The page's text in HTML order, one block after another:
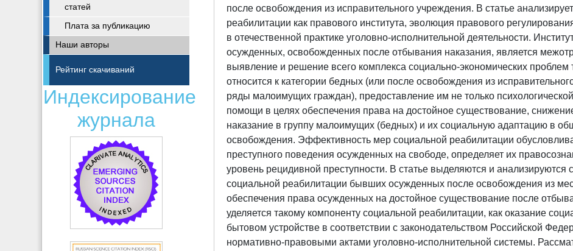
статей
Плата за публикацию
Наши авторы
Рейтинг скачиваний
Индексирование
журнала
после освобождения из исправительного учреждения. В статье
реабилитации как правового института, эволюция правового
в отечественной практике уголовно-исполнительной деятельности.
осужденных, освобожденных после отбывания наказания, является
выявление и решение всего комплекса социально-экономических проблем
относится к категории бедных (или после освобождения из
ряды малоимущих граждан), предоставление им не только
помощи в целях обеспечения права на достойное существование,
наказание в группу малоимущих (бедных) и их социальную адаптацию в
освобождения. Эффективность мер социальной реабилитации
преступного поведения осужденных на свободе, определяет их
уровень рецидивной преступности. В статье выделяются и
социальной реабилитации бывших осужденных после освобождения из
обеспечения права осужденных на достойное существование после
уделяется такому компоненту социальной реабилитации, как оказание
бытовом устройстве в соответствии с законодательством Российской
нормативно-правовыми актами уголовно-исполнительной системы.